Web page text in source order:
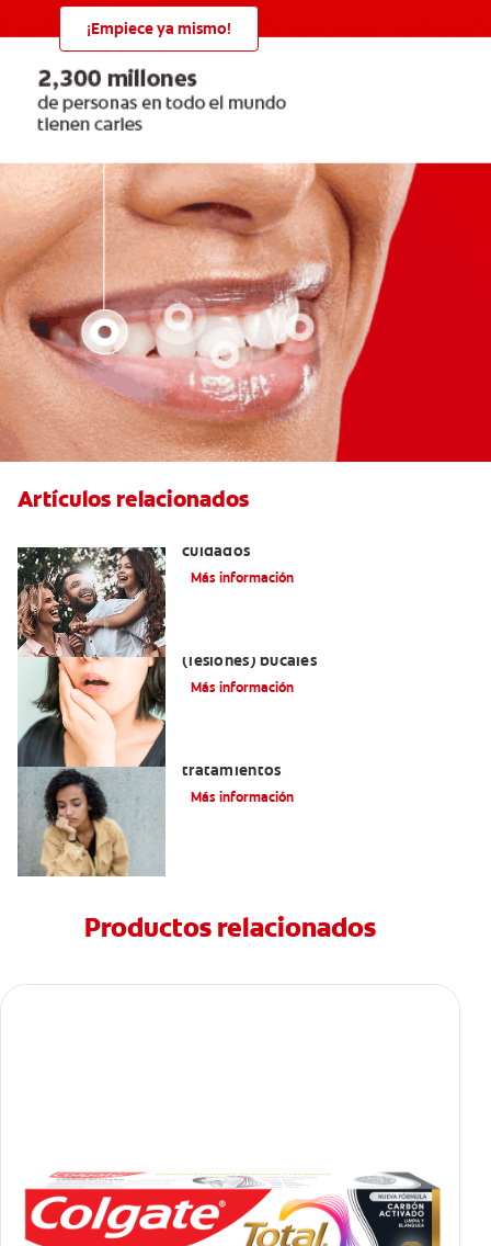
¡Empiece ya mismo!
Artículos relacionados
cuidados
Más información
(lesiones) bucales
Más información
tratamientos
Más información
Productos relacionados